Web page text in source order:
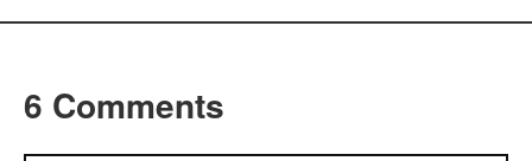
6 Comments